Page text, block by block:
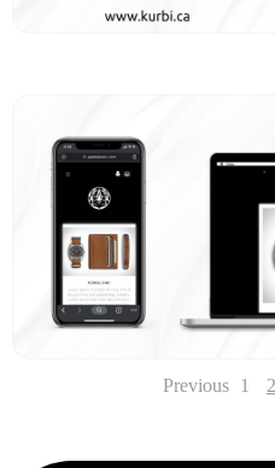
Previous 1 2